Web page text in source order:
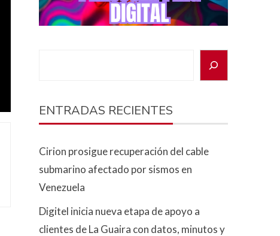
ENTRADAS RECIENTES
Cirion prosigue recuperación del cable
submarino afectado por sismos en
Venezuela
Digitel inicia nueva etapa de apoyo a
clientes de La Guaira con datos, minutos y